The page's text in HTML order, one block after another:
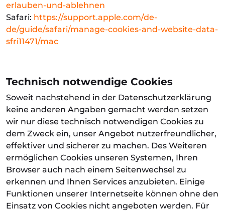
erlauben-und-ablehnen
Safari: https://support.apple.com/de-
de/guide/safari/manage-cookies-and-website-data-
sfri11471/mac
Technisch notwendige Cookies
Soweit nachstehend in der Datenschutzerklärung
keine anderen Angaben gemacht werden setzen
wir nur diese technisch notwendigen Cookies zu
dem Zweck ein, unser Angebot nutzerfreundlicher,
effektiver und sicherer zu machen. Des Weiteren
ermöglichen Cookies unseren Systemen, Ihren
Browser auch nach einem Seitenwechsel zu
erkennen und Ihnen Services anzubieten. Einige
Funktionen unserer Internetseite können ohne den
Einsatz von Cookies nicht angeboten werden. Für